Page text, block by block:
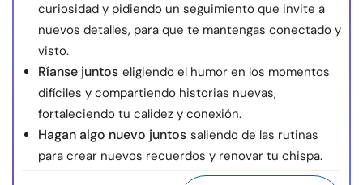
curiosidad y pidiendo un seguimiento que invite a
nuevos detalles, para que te mantengas conectado y
visto.
Ríanse juntos eligiendo el humor en los momentos
difíciles y compartiendo historias nuevas,
fortaleciendo tu calidez y conexión.
Hagan algo nuevo juntos saliendo de las rutinas
para crear nuevos recuerdos y renovar tu chispa.